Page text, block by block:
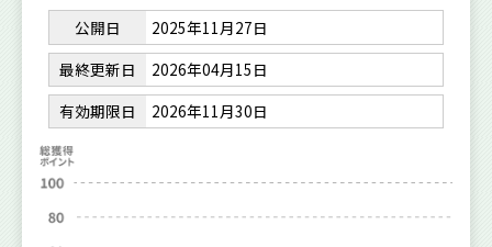
公開日
2025年11月27日
最終更新日
2026年04月15日
有効期限日
2026年11月30日